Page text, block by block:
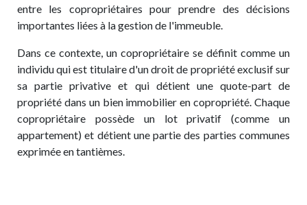
entre les copropriétaires pour prendre des décisions
importantes liées à la gestion de l'immeuble.
Dans ce contexte, un copropriétaire se définit comme un
individu qui est titulaire d'un droit de propriété exclusif sur
sa partie privative et qui détient une quote-part de
propriété dans un bien immobilier en copropriété. Chaque
copropriétaire possède un lot privatif (comme un
appartement) et détient une partie des parties communes
exprimée en tantièmes.